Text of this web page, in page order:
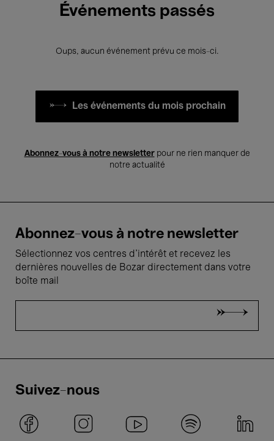
Événements passés
Oups, aucun événement prévu ce mois-ci.
Les événements du mois prochain
Abonnez-vous à notre newsletterpour ne rien manquer de
notre actualité
Abonnez-vous à notre newsletter
Sélectionnez vos centres d'intérêt et recevez les
dernières nouvelles de Bozar directement dans votre
boîte mail
Suivez-nous